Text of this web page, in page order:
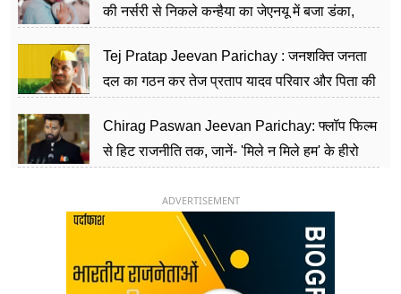
की नर्सरी से निकले कन्हैया का जेएनयू में बजा डंका,
Tej Pratap Jeevan Parichay : जनशक्ति जनता
दल का गठन कर तेज प्रताप यादव परिवार और पिता की
Chirag Paswan Jeevan Parichay: फ्लॉप फिल्म
से हिट राजनीति तक, जानें- 'मिले न मिले हम' के हीरो
ADVERTISEMENT